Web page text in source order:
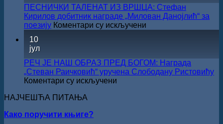
свечано
Награде
ПЕСНИЧКИ ТАЛЕНАТ ИЗ ВРШЦА: Стефан
Кирилов добитник награде „Милован Данојлић“ за
поезију Коментари су искључени
ВРШЦА:
Стефан
Кирилов
10
јул
РЕЧ ЈЕ НАШ ОБРАЗ ПРЕД БОГОМ: Награда
„Стеван Раичковић“ уручена Слободану Ристовићу
Коментари су искључени
НАЈЧЕШЋА ПИТАЊА
Како поручити књиге?